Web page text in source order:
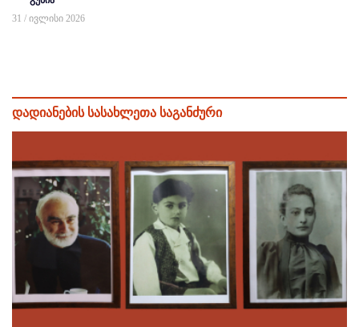
31 / ივლისი 2026
დადიანების სასახლეთა საგანძური